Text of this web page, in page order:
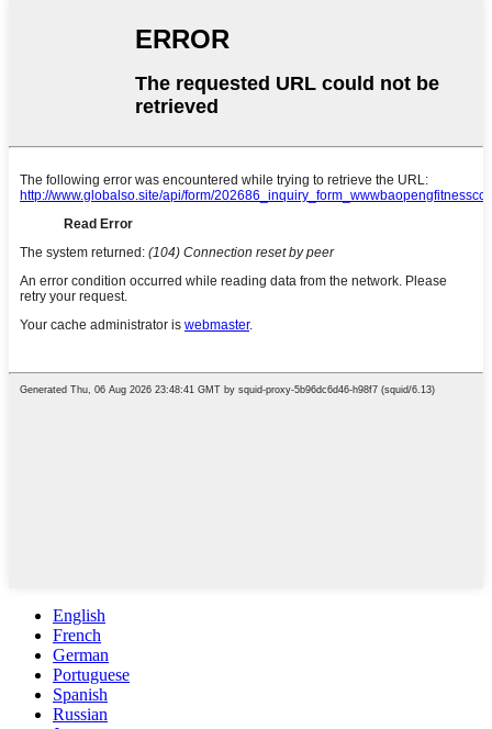
English
French
German
Portuguese
Spanish
Russian